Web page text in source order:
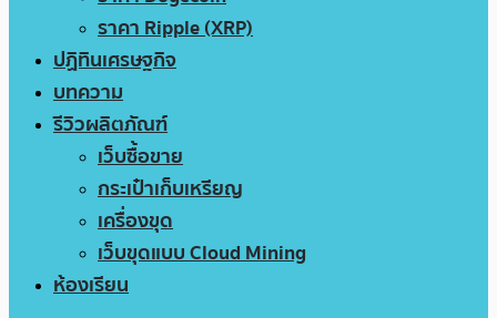
ราคา Ripple (XRP)
ปฏิทินเศรษฐกิจ
บทความ
รีวิวผลิตภัณฑ์
เว็บซื้อขาย
กระเป๋าเก็บเหรียญ
เครื่องขุด
เว็บขุดแบบ Cloud Mining
ห้องเรียน